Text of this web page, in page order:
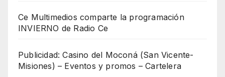
Ce Multimedios comparte la programación
INVIERNO de Radio Ce
Publicidad: Casino del Moconá (San Vicente-
Misiones) – Eventos y promos – Cartelera